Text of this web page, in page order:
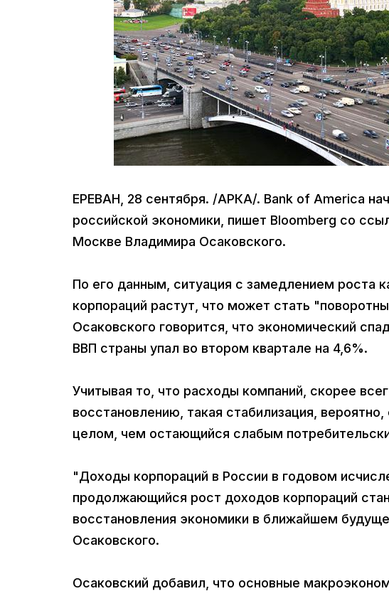
ЕРЕВАН, 28 сентября. /АРКА/. Bank of America
российской экономики, пишет Bloomberg со
Москве Владимира Осаковского.
По его данным, ситуация с замедлением роста
корпораций растут, что может стать
Осаковского говорится, что экономический
ВВП страны упал во втором квартале на 4,6%.
Учитывая то, что расходы компаний, скорее
восстановлению, такая стабилизация,
целом, чем остающийся слабым
"Доходы корпораций в России в годовом
продолжающийся рост доходов корпораций
восстановления экономики в ближайшем
Осаковского.
Осаковский добавил, что основные